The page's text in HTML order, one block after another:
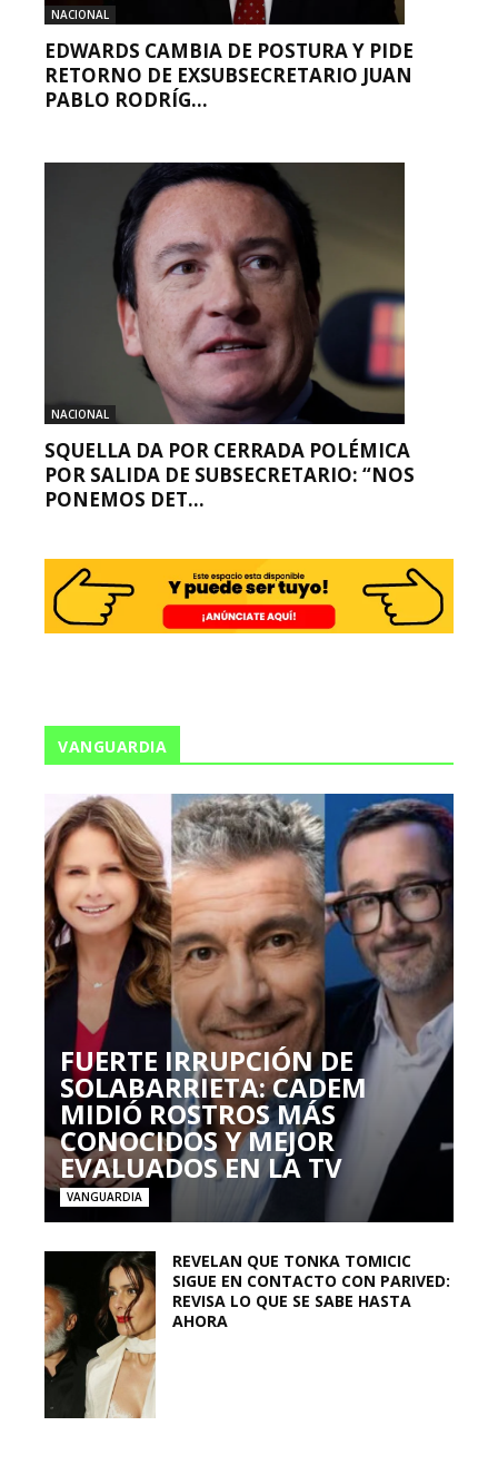
NACIONAL
EDWARDS CAMBIA DE POSTURA Y PIDE
RETORNO DE EXSUBSECRETARIO JUAN
PABLO RODRÍG...
NACIONAL
SQUELLA DA POR CERRADA POLÉMICA
POR SALIDA DE SUBSECRETARIO: “NOS
PONEMOS DET...
VANGUARDIA
FUERTE IRRUPCIÓN DE
SOLABARRIETA: CADEM
MIDIÓ ROSTROS MÁS
CONOCIDOS Y MEJOR
EVALUADOS EN LA TV
VANGUARDIA
REVELAN QUE TONKA TOMICIC
SIGUE EN CONTACTO CON PARIVED:
REVISA LO QUE SE SABE HASTA
AHORA